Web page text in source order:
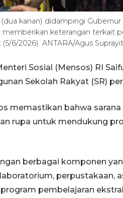
(dua kanan) didampingi
memberikan keterangan terkait
6/2026). ANTARA/Agus
Sosial (Mensos) RI
Sekolah Rakyat (SR)
memastikan bahwa
rupa untuk mendukung
berbagai komponen
perpustakaan,
pembelajaran